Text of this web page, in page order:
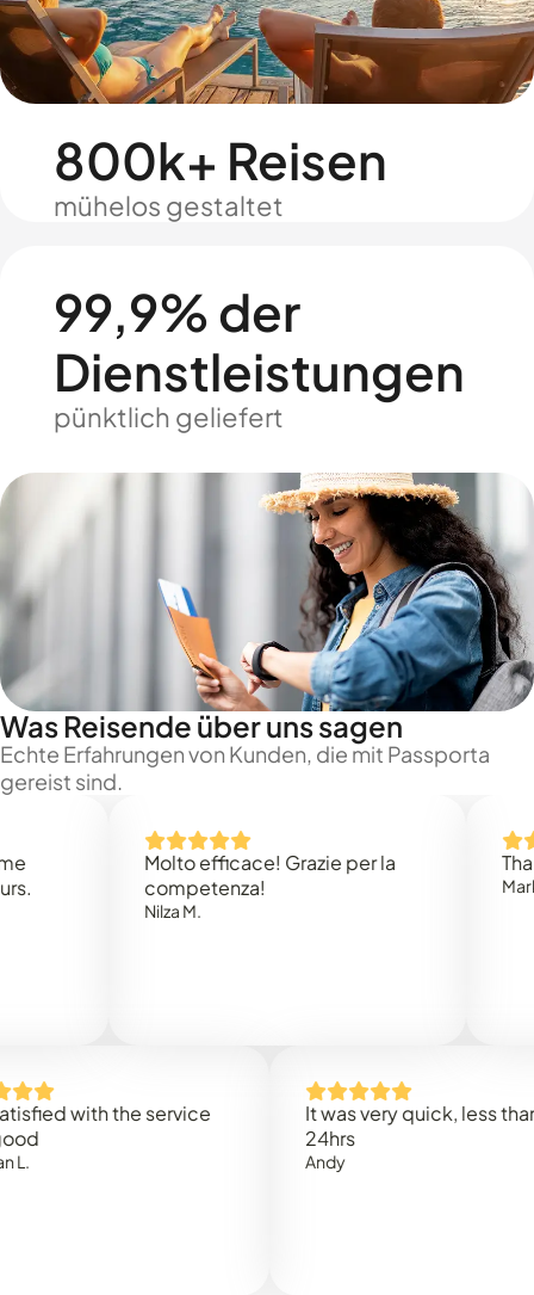
800k+ Reisen
mühelos gestaltet
99,9% der
Dienstleistungen
pünktlich geliefert
Was Reisende über uns sagen
Echte Erfahrungen von Kunden, die mit Passporta
gereist sind.
Molto efficace! Grazie per la
competenza!
Thank
Mark N.
with the service
It was very quick, less than